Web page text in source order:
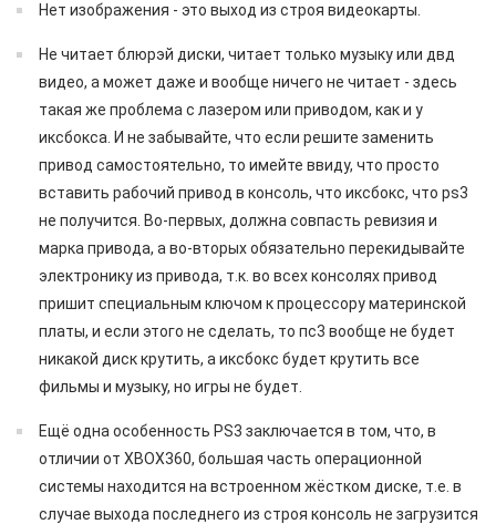
Нет изображения - это выход из строя видеокарты.
Не читает блюрэй диски, читает только музыку или двд
видео, а может даже и вообще ничего не читает - здесь
такая же проблема с лазером или приводом, как и у
иксбокса. И не забывайте, что если решите заменить
привод самостоятельно, то имейте ввиду, что просто
вставить рабочий привод в консоль, что иксбокс, что ps3
не получится. Во-первых, должна совпасть ревизия и
марка привода, а во-вторых обязательно перекидывайте
электронику из привода, т.к. во всех консолях привод
пришит специальным ключом к процессору материнской
платы, и если этого не сделать, то пс3 вообще не будет
никакой диск крутить, а иксбокс будет крутить все
фильмы и музыку, но игры не будет.
Ещё одна особенность PS3 заключается в том, что, в
отличии от XBOX360, большая часть операционной
системы находится на встроенном жёстком диске, т.е. в
случае выхода последнего из строя консоль не загрузится